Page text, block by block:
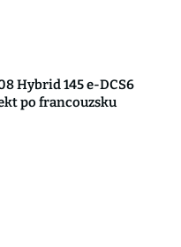
Hybrid 145 e-DCS6
po francouzsku